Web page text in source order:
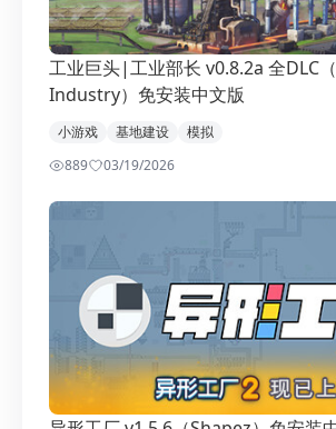
工业巨头|工业部长 v0.8.2a 全DLC
Industry）免安装中文版
小游戏 基地建设
模拟
889
03/19/2026